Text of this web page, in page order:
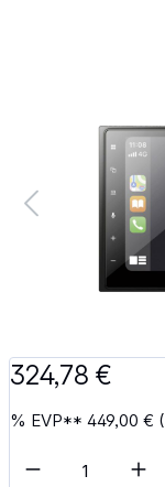
324,78 €
% EVP**449,00 €
Artikel